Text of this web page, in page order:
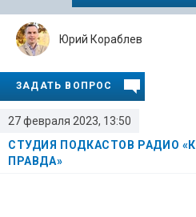
27 февраля 2023, 13:50
СТУДИЯ ПОДКАСТОВ РАДИО
ПРАВДА»
Юрий Кораблев
ЗАДАТЬ ВОПРОС